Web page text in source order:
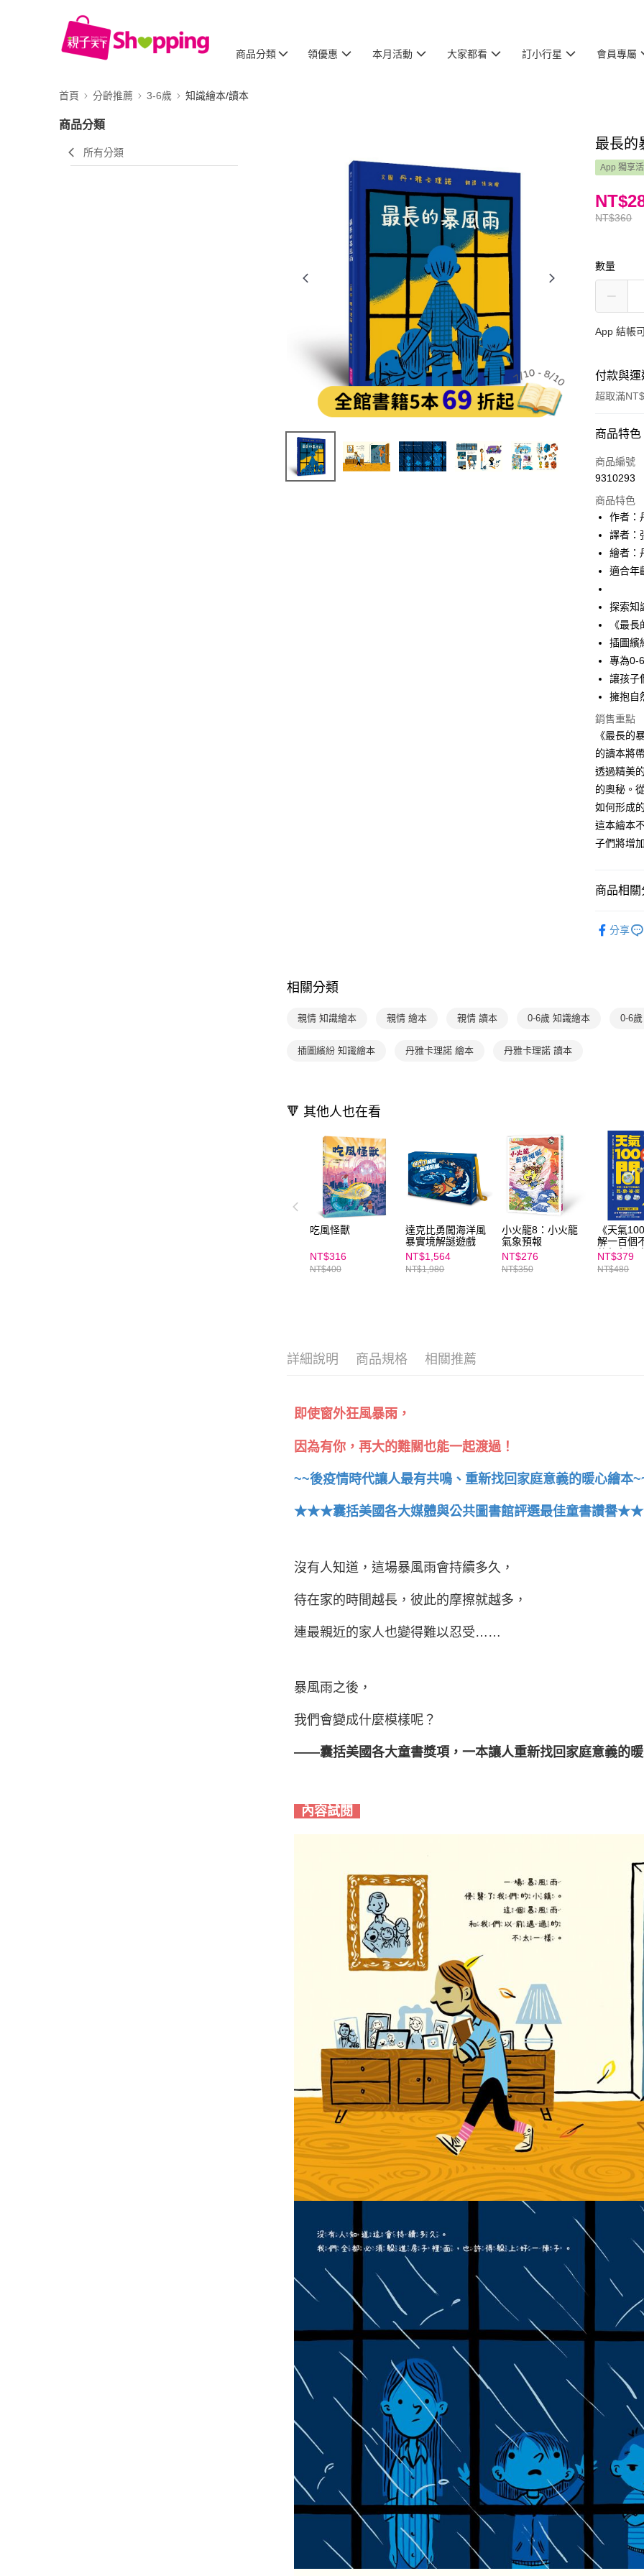
商品分類 領優惠 本月活動 大家都看 訂小行星 會員專屬
首頁 分齡推薦 3-6歲 知識繪本/讀本
商品分類
所有分類
最長的
App 獨享
NT$360
數量
App 結帳
付款與
超取滿
付款方式
信用卡一
Apple Pay
大哥付你
相關說明
【大哥付
流程，驗
完成交易。
4.訂單成
消。如遇
無法說明
【繳款方
1.分期款
醒簡訊。
2.透過簡
帳／街口
【注意事
1.本服務
用戶於交
款買賣價
資料（包
用，由本
【關於「
AFTEE先
便利好安
１．簡單
２．便利
３．安心
【「
１．於結
付」結帳
２．訂單
３．收到
／ATM／
絡購買商
先享後付
※ 交易是
是否繳費
付客戶支
１．透過
交易，需
２．關於
https://
結果請求
５．嚴禁
ATM付款
運送方式
付款後全
每筆
付款後7-
每筆
國內宅配/
每筆
離島宅配
商品特色
商品編號
9310293
商品特色
作者：
譯者：
繪者：
適合年
探索知
《最
插圖繽
專為0-
讓孩子
擁抱自
銷售重點
《最長的
的讀本將
透過精美
的奧秘。
如何形成
這本繪本
子們將增
商品相關
主題書單
分享
相關分類
親情 知識繪本 親情 繪本 親情 讀本 0-6歲 知識繪本 0-6
插圖繽紛 知識繪本 丹雅卡理諾 繪本 丹雅卡理諾 讀本
🔻 其他人也在看
吃風怪獸
NT$316
NT$400
達克比勇闖海洋風
暴實境解謎遊戲
NT$1,564
NT$1,980
小火龍8：小火龍
氣象預報
NT$276
NT$350
《天氣
解一百個
的氣象祕
圖解ｘ超
對應
NT$379
NT$480
詳細說明 商品規格 相關推薦
即使窗外狂風暴雨，
因為有你，再大的難關也能一起渡過！
~~後疫情時代讓人最有共鳴、重新找回家庭意義的暖心繪本
★★★囊括美國各大媒體與公共圖書館評選最佳童書讚譽
沒有人知道，這場暴風雨會持續多久，
待在家的時間越長，彼此的摩擦就越多，
連最親近的家人也變得難以忍受……
暴風雨之後，
我們會變成什麼模樣呢？
——囊括美國各大童書獎項，一本讓人重新找回家庭意義的
內容試閱